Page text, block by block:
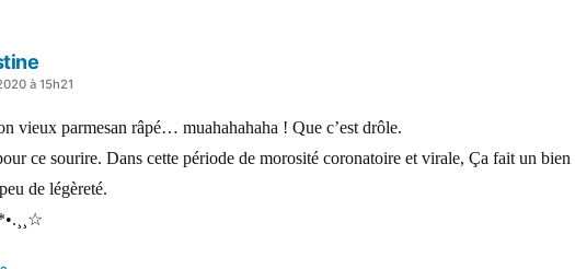
à 15h21
vieux parmesan râpé… muahahahaha ! Que c’est drôle.
ce sourire. Dans cette période de morosité coronatoire et virale, Ça fait un bien
de légèreté.